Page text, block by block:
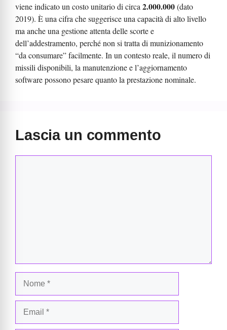
viene indicato un costo unitario di circa 2.000.000(dato
2019). È una cifra che suggerisce una capacità di alto livello
ma anche una gestione attenta delle scorte e
dell’addestramento, perché non si tratta di munizionamento
“da consumare” facilmente. In un contesto reale, il numero di
missili disponibili, la manutenzione e l’aggiornamento
software possono pesare quanto la prestazione nominale.
Lascia un commento